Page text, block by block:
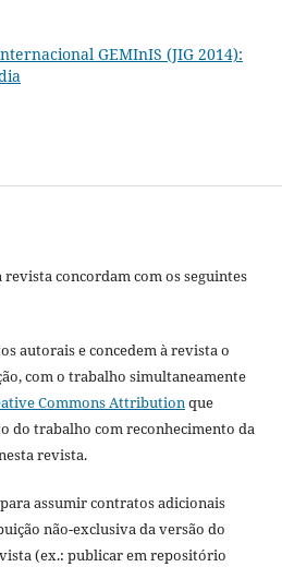
GEMInIS (JIG 2014):
concordam com os seguintes
autorais e concedem à revista o
com o trabalho simultaneamente
Commons Attributionque
do trabalho com reconhecimento da
revista.
assumir contratos adicionais
não-exclusiva da versão do
(ex.: publicar em repositório